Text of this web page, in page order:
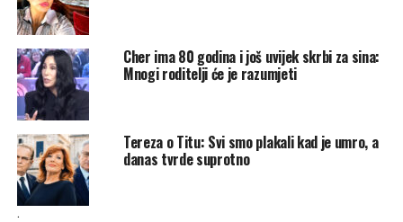
Cher ima 80 godina i još uvijek skrbi za sina:
Mnogi roditelji će je razumjeti
Tereza o Titu: Svi smo plakali kad je umro, a
danas tvrde suprotno
.